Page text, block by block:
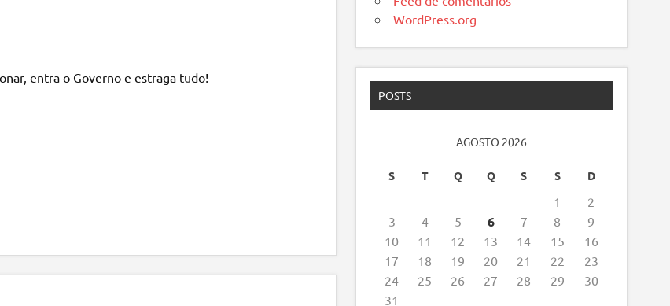
entra o Governo e estraga tudo!
WordPress.org
POSTS
AGOSTO 2026
S T Q Q S S D
1
2
3
4 5 6 7 8
9
10
11 12 13 14 15
16
17
18 19 20 21 22
23
24
25 26 27 28 29
30
31